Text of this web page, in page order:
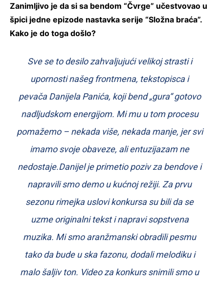
Zanimljivo je da si sa bendom “Čvrge” učestvovao u
špici jedne epizode nastavka serije “Složna braća”.
Kako je do toga došlo?
Sve se to desilo zahvaljujući velikoj strasti i
upornosti našeg frontmena, tekstopisca i
pevača Danijela Panića, koji bend „gura“ gotovo
nadljudskom energijom. Mi mu u tom procesu
pomažemo – nekada više, nekada manje, jer svi
imamo svoje obaveze, ali entuzijazam ne
nedostaje.Danijel je primetio poziv za bendove i
napravili smo demo u kućnoj režiji. Za prvu
sezonu rimejka uslovi konkursa su bili da se
uzme originalni tekst i napravi sopstvena
muzika. Mi smo aranžmanski obradili pesmu
tako da bude u ska fazonu, dodali melodiku i
malo šaljiv ton. Video za konkurs snimili smo u